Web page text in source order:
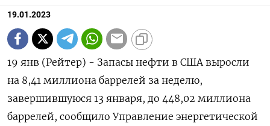
19.01.2023
19 янв (Рейтер) - Запасы нефти в США выросли
на 8,41 миллиона баррелей за неделю,
завершившуюся 13 января, до 448,02 миллиона
баррелей, сообщило Управление энергетической